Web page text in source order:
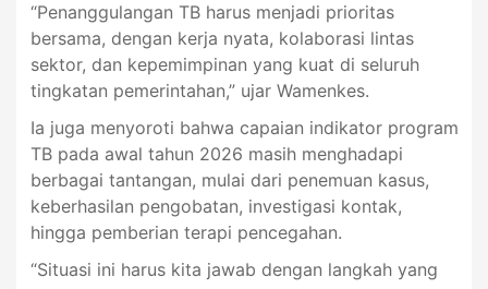
“Penanggulangan TB harus menjadi prioritas
bersama, dengan kerja nyata, kolaborasi lintas
sektor, dan kepemimpinan yang kuat di seluruh
tingkatan pemerintahan,” ujar Wamenkes.
Ia juga menyoroti bahwa capaian indikator program
TB pada awal tahun 2026 masih menghadapi
berbagai tantangan, mulai dari penemuan kasus,
keberhasilan pengobatan, investigasi kontak,
hingga pemberian terapi pencegahan.
“Situasi ini harus kita jawab dengan langkah yang